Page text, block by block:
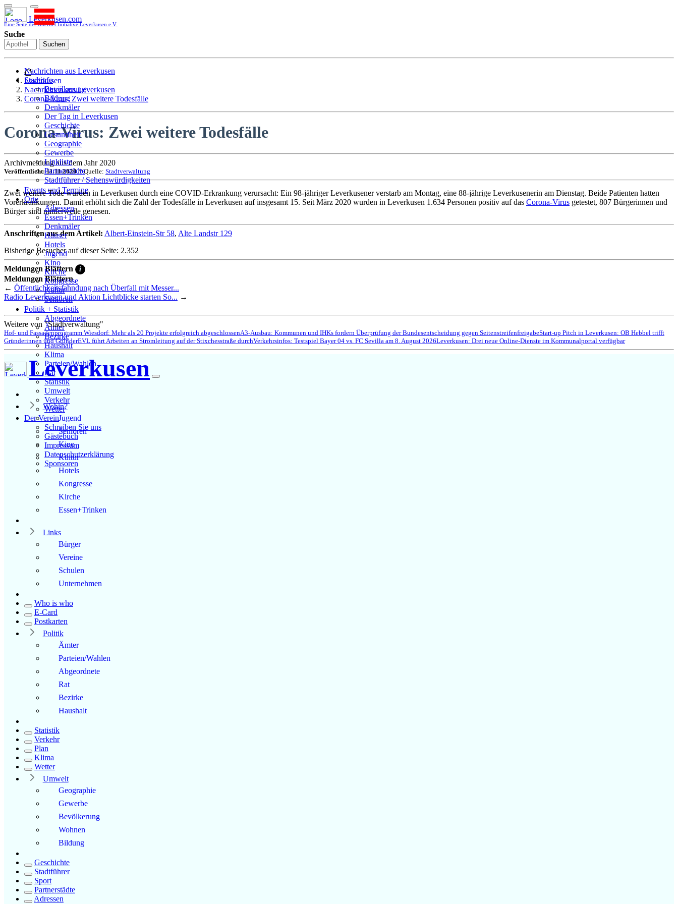
Leverkusen.com
Eine Seite der Internet Initiative Leverkusen e.V.
Suche
Suchen
Nachrichten aus Leverkusen
Stadtinfo
Bevölkerung
Bildung
Denkmäler
Der Tag in Leverkusen
Geschichte
Gesundheit
Geographie
Gewerbe
Linkliste
Partnerstädte
Stadtführer / Sehenswürdigkeiten
Stadtplan
Stadtteile
Sport
Who is who
Wohnen
Events und Termine
Orte
Adressen
Essen+Trinken
Denkmäler
Häuser
Hotels
Jugend
Kino
Kirche
Kongresse
Kultur
Senioren
Stadtführer
Straßen
Politik + Statistik
Abgeordnete
Ämter
Bezirke
Haushalt
Klima
Parteien/Wahlen
Rat
Statistik
Umwelt
Verkehr
Wetter
Der Verein
Schreiben Sie uns
Gästebuch
Impressum
Datenschutzerklärung
Sponsoren
Leverkusen
Nachrichten aus Leverkusen
Corona-Virus: Zwei weitere Todesfälle
Corona-Virus: Zwei weitere Todesfälle
Archivmeldung aus dem Jahr 2020
Veröffentlicht: 11.11.2020// Quelle: Stadtverwaltung
Zwei weitere Tode wurden in Leverkusen durch eine COVID-Erkrankung verursacht: Ein 98-jähriger Leverkusener verstarb am Montag, eine 88-jährige Leverkusenerin am Dienstag. Beide Patienten hatten
Vorerkrankungen. Damit erhöht sich die Zahl der Todesfälle in Leverkusen auf insgesamt 15. Seit März 2020 wurden in Leverkusen 1.634 Personen positiv auf das Corona-Virus getestet, 807 Bürgerinnen und
Bürger sind mittlerweile genesen.
Anschriften aus dem Artikel: Albert-Einstein-Str 58, Alte Landstr 129
Bisherige Besucher auf dieser Seite: 2.352
Meldungen Blättern i
Meldungen Blättern
← Öffentlichkeitsfahndung nach Überfall mit Messer...
Radio Leverkusen und Aktion Lichtblicke starten So... →
Weitere von "Stadtverwaltung"
Hof- und Fassadenprogramm Wiesdorf: Mehr als 20 Projekte erfolgreich abgeschlossenA3-Ausbau: Kommunen und IHKs fordern Überprüfung der Bundesentscheidung gegen SeitenstreifenfreigabeStart-up Pitch in Leverkusen: OB Hebbel trifft
Gründerinnen und GründerEVL führt Arbeiten an Stromleitung auf der Stixchesstraße durchVerkehrsinfos: Testspiel Bayer 04 vs. FC Sevilla am 8. August 2026Leverkusen: Drei neue Online-Dienste im Kommunalportal verfügbar
Leverkusen
Wohin?
Jugend
Senioren
Kino
Kultur
Hotels
Kongresse
Kirche
Essen+Trinken
Links
Bürger
Vereine
Schulen
Unternehmen
Who is who
E-Card
Postkarten
Politik
Ämter
Parteien/Wahlen
Abgeordnete
Rat
Bezirke
Haushalt
Statistik
Verkehr
Plan
Klima
Wetter
Umwelt
Geographie
Gewerbe
Bevölkerung
Wohnen
Bildung
Geschichte
Stadtführer
Sport
Partnerstädte
Adressen